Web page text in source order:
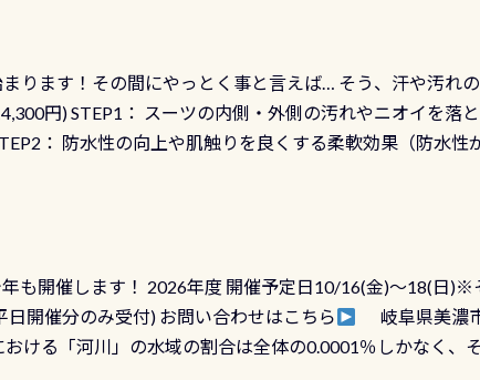
ります！その間にやっとく事と言えば… そう、汗や汚れ
円) STEP1： スーツの内側・外側の汚れやニオイを落
： 防水性の向上や肌触りを良くする柔軟効果（防水性
する…ってのは避けましょう！実際水につけて水検査して
リーニングの際に行うのですが、空気を送り込む「給気
点検と一緒な訳ですから、ボタンが潮噛みしてドライス
ましょう！まだした事がない方はこれを機会に是非やっ
も開催します！ 2026年度 開催予定日10/16(金)～18(日)※
開催分のみ受付) お問い合わせはこちら
岐阜県美濃
ける「河川」の水域の割合は全体の0.0001％しかなく、